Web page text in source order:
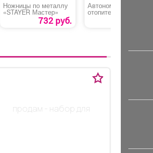
Ножницы по металлу
«STAYER Мастер»
732 руб.
Автономный
отопитель дизельный
продам - набор для